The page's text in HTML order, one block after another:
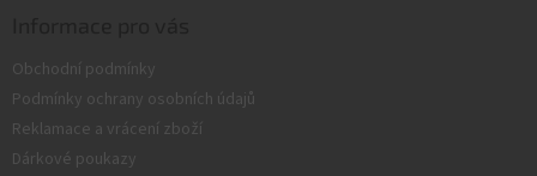
Obchodní podmínky
Podmínky ochrany osobních údajů
Reklamace a vrácení zboží
Dárkové poukazy